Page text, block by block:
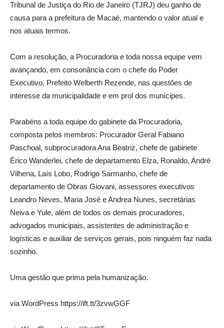
Tribunal de Justiça do Rio de Janeiro (TJRJ) deu ganho de
causa para a prefeitura de Macaé, mantendo o valor atual e
nos atuais termos.
Com a resolução, a Procuradoria e toda nossa equipe vem
avançando, em consonância com o chefe do Poder
Executivo, Prefeito Welberth Rezende, nas questões de
interesse da municipalidade e em prol dos munícipes.
Parabéns a toda equipe do gabinete da Procuradoria,
composta pelos membros: Procurador Geral Fabiano
Paschoal, subprocuradora Ana Beatriz, chefe de gabinete
Érico Wanderlei, chefe de departamento Elza, Ronaldo, André
Vilhena, Laís Lobo, Rodrigo Sarmanho, chefe de
departamento de Obras Giovani, assessores executivos
Leandro Neves, Maria José e Andrea Nunes, secretárias
Neiva e Yule, além de todos os demais procuradores,
advogados municipais, assistentes de administração e
logísticas e auxiliar de serviços gerais, pois ninguém faz nada
sozinho.
Uma gestão que prima pela humanização.
via WordPress https://ift.tt/3zvwGGF